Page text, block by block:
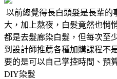
以前總覺得長白頭髮是長輩的
大，加上熬夜，白髮竟然也悄
都是去髮廊染白髮，但每次至
到設計師推薦各種加購課程不
要的是可以自己掌控時間、預
DIY染髮